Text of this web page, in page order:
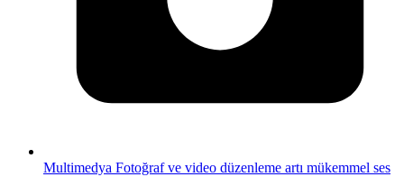
Multimedya Fotoğraf ve video düzenleme artı mükemmel ses